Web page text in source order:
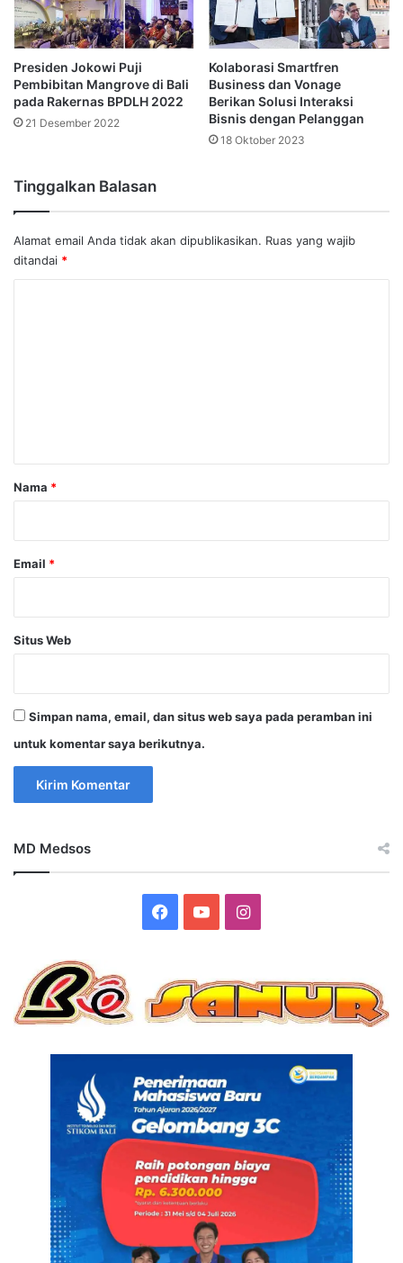
Presiden Jokowi Puji
Pembibitan Mangrove di Bali
pada Rakernas BPDLH 2022
21 Desember 2022
Kolaborasi Smartfren
Business dan Vonage
Berikan Solusi Interaksi
Bisnis dengan Pelanggan
18 Oktober 2023
Tinggalkan Balasan
Alamat email Anda tidak akan dipublikasikan. Ruas yang wajib
ditandai *
rNama *
Email *
Situs Web
Simpan nama, email, dan situs web saya pada peramban ini
untuk komentar saya berikutnya.
MD Medsos
Facebook
YouTubeInstagram